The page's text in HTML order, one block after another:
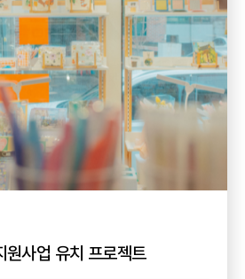
원사업 유치 프로젝트